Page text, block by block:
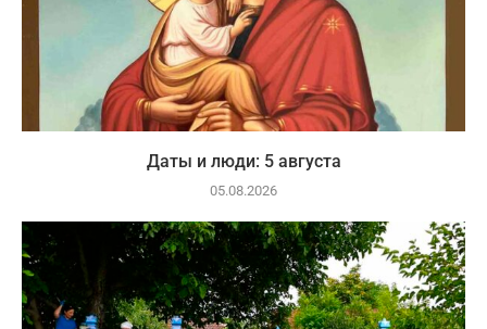
Даты и люди: 5 августа
05.08.2026